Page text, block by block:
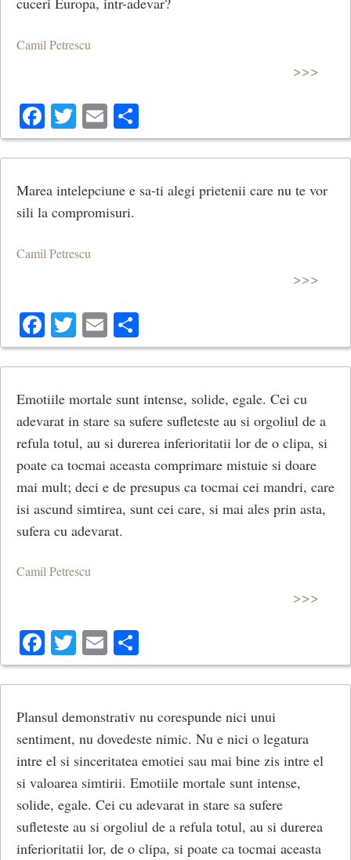
Camil Petrescu
>>>
Facebook
Twitter
Email
Marea intelepciune e sa-ti alegi prietenii care nu te vor
sili la compromisuri.
Camil Petrescu
>>>
Facebook
Twitter
Email
Emotiile mortale sunt intense, solide, egale. Cei cu
adevarat in stare sa sufere sufleteste au si orgoliul de a
refula totul, au si durerea inferioritatii lor de o clipa, si
poate ca tocmai aceasta comprimare mistuie si doare
mai mult; deci e de presupus ca tocmai cei mandri, care
isi ascund simtirea, sunt cei care, si mai ales prin asta,
sufera cu adevarat.
Camil Petrescu
>>>
Facebook
Twitter
Email
Plansul demonstrativ nu corespunde nici unui
sentiment, nu dovedeste nimic. Nu e nici o legatura
intre el si sinceritatea emotiei sau mai bine zis intre el
si valoarea simtirii. Emotiile mortale sunt intense,
solide, egale. Cei cu adevarat in stare sa sufere
sufleteste au si orgoliul de a refula totul, au si durerea
inferioritatii lor, de o clipa, si poate ca tocmai aceasta